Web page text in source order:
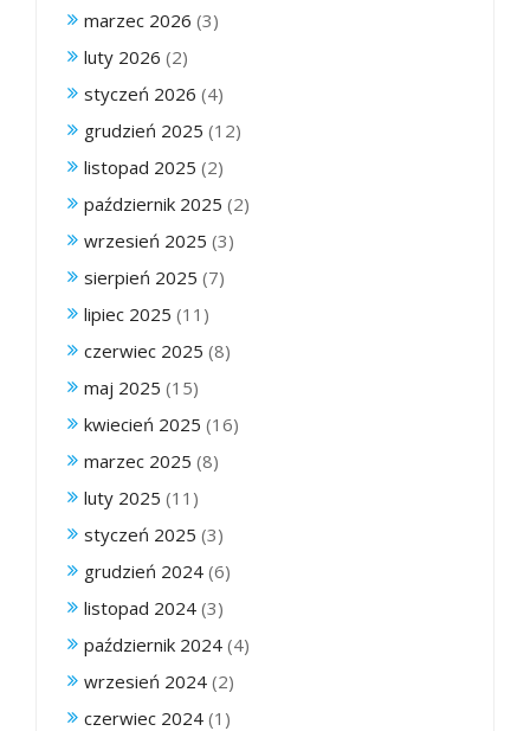
marzec 2026 (3)
luty 2026 (2)
styczeń 2026 (4)
grudzień 2025 (12)
listopad 2025 (2)
październik 2025 (2)
wrzesień 2025 (3)
sierpień 2025 (7)
lipiec 2025 (11)
czerwiec 2025 (8)
maj 2025 (15)
kwiecień 2025 (16)
marzec 2025 (8)
luty 2025 (11)
styczeń 2025 (3)
grudzień 2024 (6)
listopad 2024 (3)
październik 2024 (4)
wrzesień 2024 (2)
czerwiec 2024 (1)